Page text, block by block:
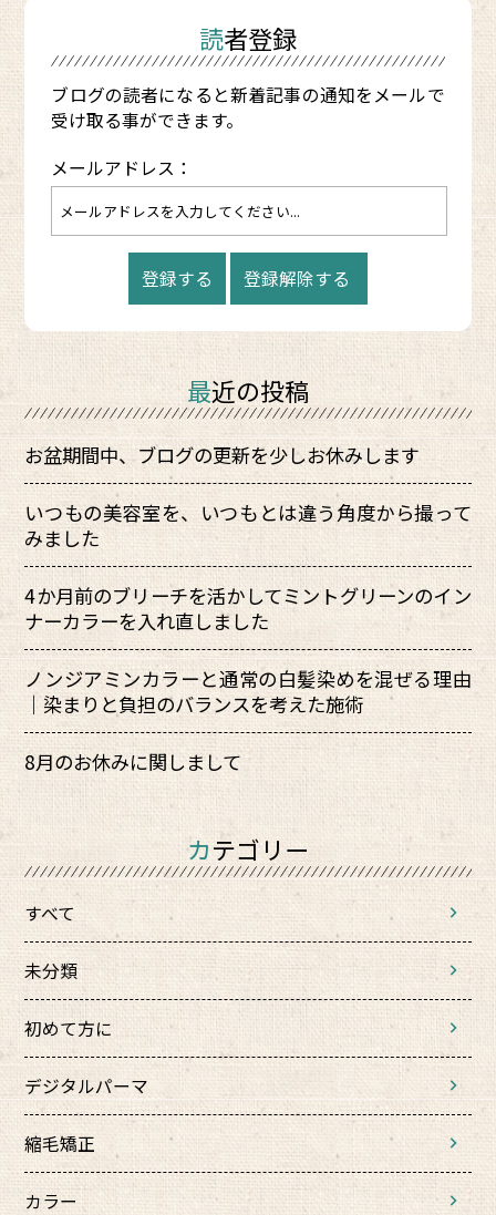
読者登録
ブログの読者になると新着記事の通知をメールで
受け取る事ができます。
メールアドレス：
最近の投稿
お盆期間中、ブログの更新を少しお休みします
いつもの美容室を、いつもとは違う角度から撮って
みました
4か月前のブリーチを活かしてミントグリーンのイン
ナーカラーを入れ直しました
ノンジアミンカラーと通常の白髪染めを混ぜる理由
｜染まりと負担のバランスを考えた施術
8月のお休みに関しまして
カテゴリー
すべて
未分類
初めて方に
デジタルパーマ
縮毛矯正
カラー